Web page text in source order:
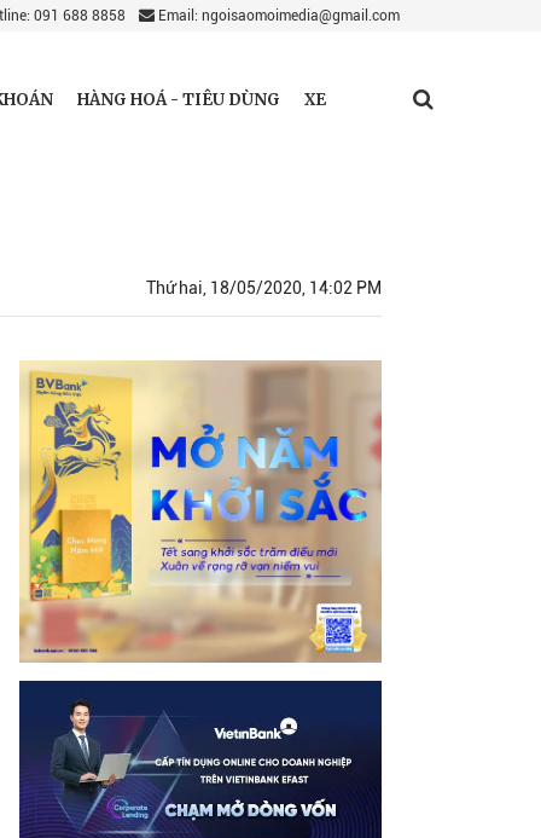
091 688 8858 Email: ngoisaomoimedia@gmail.com
HÀNG HOÁ - TIÊU DÙNG XE
Thứ hai, 18/05/2020, 14:02 PM